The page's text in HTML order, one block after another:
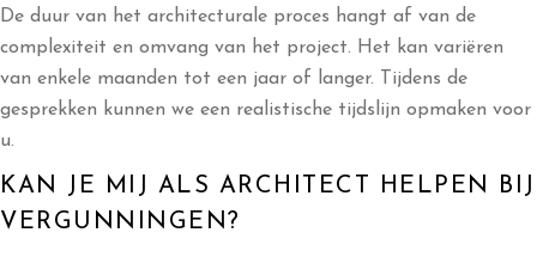
De duur van het architecturale proces hangt af van de
complexiteit en omvang van het project. Het kan variëren
van enkele maanden tot een jaar of langer. Tijdens de
gesprekken kunnen we een realistische tijdslijn opmaken voor
u.
KAN JE MIJ ALS ARCHITECT HELPEN BIJ
VERGUNNINGEN?